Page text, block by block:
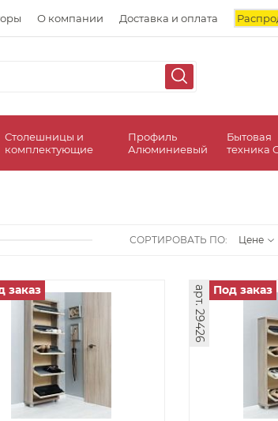
О компании Доставка и оплата
Столешницы и
комплектующие
Профиль
Алюминиевый
Бытовая
техника
СОРТИРОВАТЬ ПО: Цене
заказ арт. 29426 Под заказ